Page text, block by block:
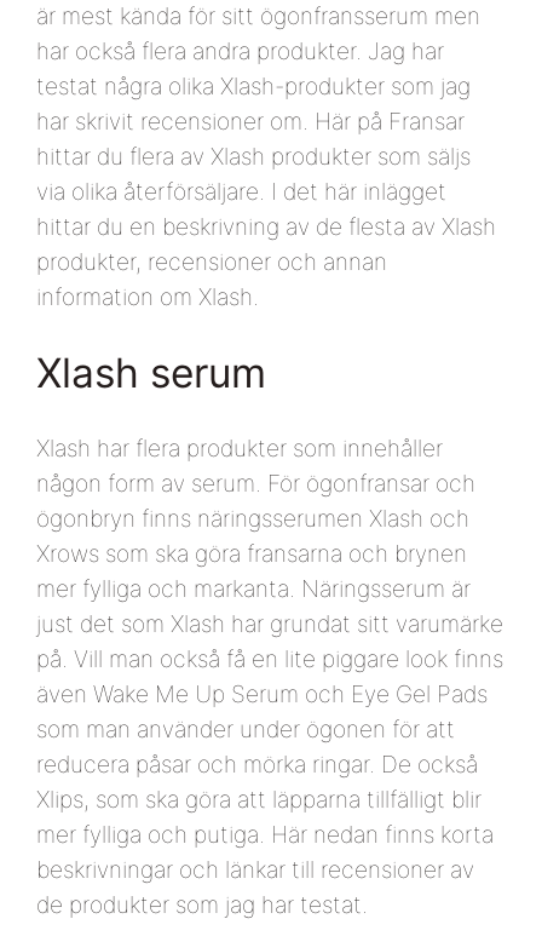
är mest kända för sitt ögonfransserum men
har också flera andra produkter. Jag har
testat några olika Xlash-produkter som jag
har skrivit recensioner om. Här på Fransar
hittar du flera av Xlash produkter som säljs
via olika återförsäljare. I det här inlägget
hittar du en beskrivning av de flesta av Xlash
produkter, recensioner och annan
information om Xlash.
Xlash serum
Xlash har flera produkter som innehåller
någon form av serum. För ögonfransar och
ögonbryn finns näringsserumen Xlash och
Xrows som ska göra fransarna och brynen
mer fylliga och markanta. Näringsserum är
just det som Xlash har grundat sitt varumärke
på. Vill man också få en lite piggare look finns
även Wake Me Up Serum och Eye Gel Pads
som man använder under ögonen för att
reducera påsar och mörka ringar. De också
Xlips, som ska göra att läpparna tillfälligt blir
mer fylliga och putiga. Här nedan finns korta
beskrivningar och länkar till recensioner av
de produkter som jag har testat.